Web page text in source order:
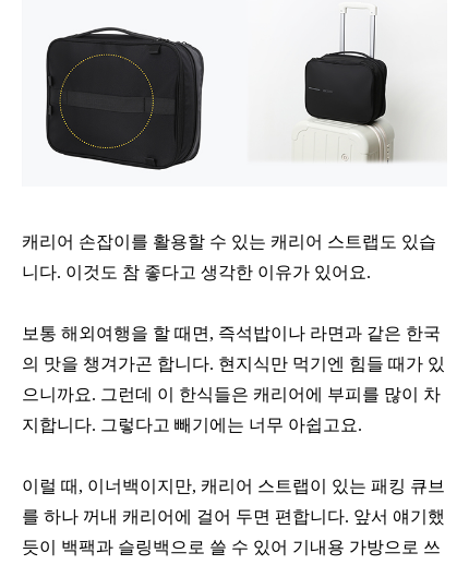
캐리어 손잡이를 활용할 수 있는 캐리어 스트랩도 있습
니다. 이것도 참 좋다고 생각한 이유가 있어요.
보통 해외여행을 할 때면, 즉석밥이나 라면과 같은 한국
의 맛을 챙겨가곤 합니다. 현지식만 먹기엔 힘들 때가 있
으니까요. 그런데 이 한식들은 캐리어에 부피를 많이 차
지합니다. 그렇다고 빼기에는 너무 아쉽고요.
이럴 때, 이너백이지만, 캐리어 스트랩이 있는 패킹 큐브
를 하나 꺼내 캐리어에 걸어 두면 편합니다. 앞서 얘기했
듯이 백팩과 슬링백으로 쓸 수 있어 기내용 가방으로 쓰